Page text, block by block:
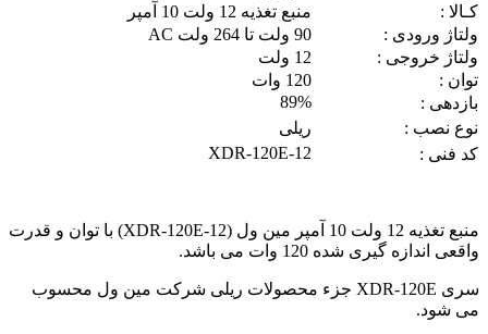
کـالا :
منبع تغذیه 12 ولت 10 آمپر
ولتاژ ورودی :
90 ولت تا 264 ولت AC
ولتاژ خروجی :
12 ولت
توان :
120 وات
بازدهی :
89%
نوع نصب :
ریلی
کد فنی :
XDR-120E-12
منبع تغذیه 12 ولت 10 آمپر مین ول (XDR-120E-12) با توان و قدرت
واقعی اندازه گیری شده 120 وات می باشد.
سری XDR-120E جزء محصولات ریلی شرکت مین ول محسوب
می شود.